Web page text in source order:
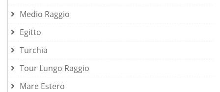
Medio Raggio
Egitto
Turchia
Tour Lungo Raggio
Mare Estero